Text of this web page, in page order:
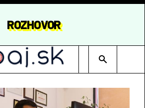
ROZHOVOR
Type 2 or